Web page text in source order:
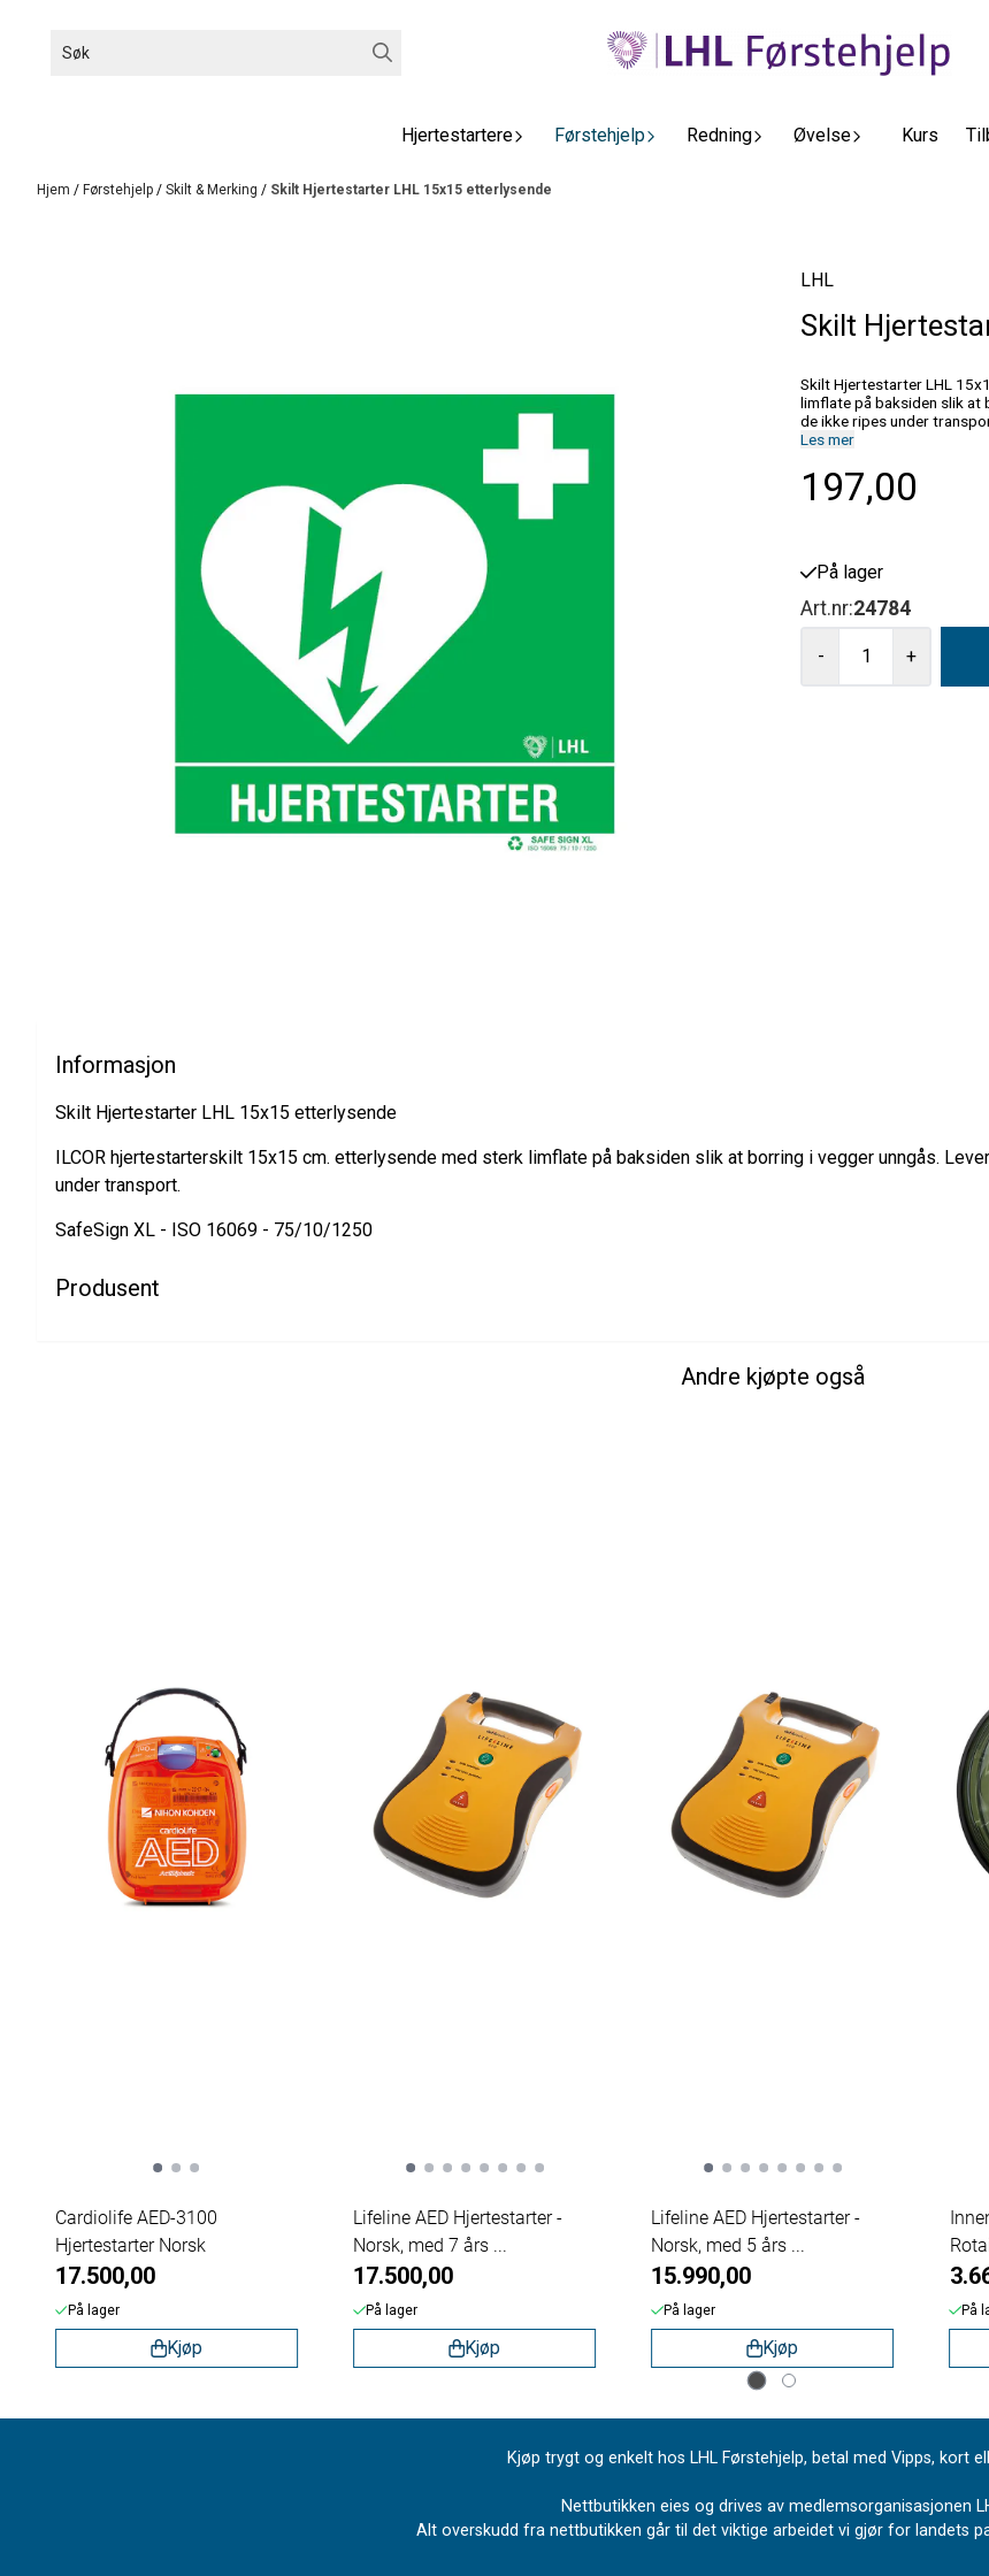
Hjertestartere Førstehjelp Redning Øvelse Kurs
Hjem / Førstehjelp / Skilt & Merking / Skilt Hjertestarter LHL 15x15 etterlysende
LHL
Skilt
Skilt Hjertestarter LHL 15x15 etterlysende ILCOR
limflate på baksiden slik at
Les mer
197,00
På lager
Art.nr:24784
- +
Informasjon
Skilt Hjertestarter LHL 15x15 etterlysende
ILCOR hjertestarterskilt 15x15 cm. etterlysende med sterk limflate på baksiden slik at borring i vegger unngås.
under transport.
SafeSign XL - ISO 16069 - 75/10/1250
Produsent
Andre kjøpte også
Cardiolife AED-3100
Hjertestarter Norsk
17.500,00
På lager
Kjøp
Lifeline AED Hjertestarter -
Norsk, med 7 års ...
17.500,00
På lager
Kjøp
Lifeline AED Hjertestarter -
Norsk, med 5 års ...
15.990,00
På lager
Kjøp
På
Kjøp trygt og enkelt hos LHL Førstehjelp, betal med Vipps, kort
Nettbutikken eies og drives av medlemsorganisasjonen
Alt overskudd fra nettbutikken går til det viktige arbeidet vi gjør for landets